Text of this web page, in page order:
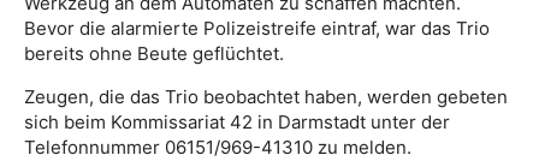
Bevor die alarmierte Polizeistreife eintraf, war das Trio
bereits ohne Beute geflüchtet.
Zeugen, die das Trio beobachtet haben, werden gebeten
sich beim Kommissariat 42 in Darmstadt unter der
Telefonnummer 06151/969-41310 zu melden.